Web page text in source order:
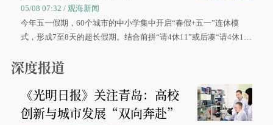
05/08 07:32 / 观海新闻
今年五一假期，60个城市的中小学集中开启“春假+五一”连休模
式，形成7至8天的超长假期。结合前拼“请4休11”或后凑“请4休1
深度报道
《光明日报》关注青岛：高校
创新与城市发展“双向奔赴”